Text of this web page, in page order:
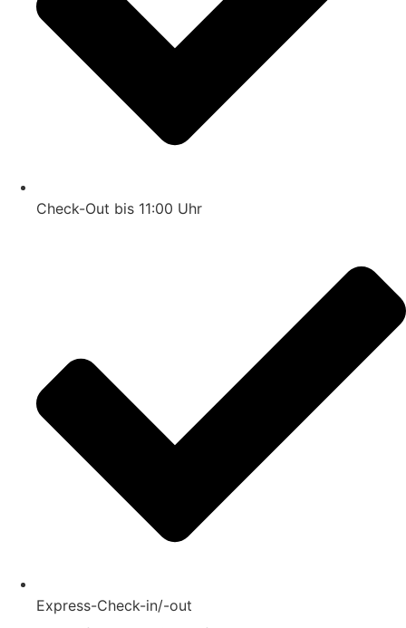
Check-Out bis 11:00 Uhr
Express-Check-in/-out